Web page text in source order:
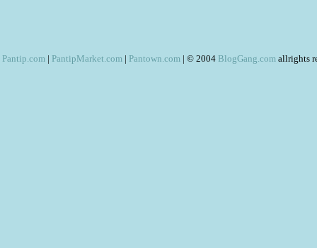
Pantip.com | PantipMarket.com | Pantown.com | © 2004 BlogGang.com allrights